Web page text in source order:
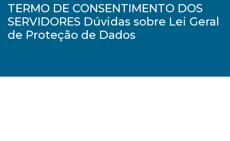
TERMO DE CONSENTIMENTO DOS
SERVIDORES Dúvidas sobre Lei Geral
de Proteção de Dados